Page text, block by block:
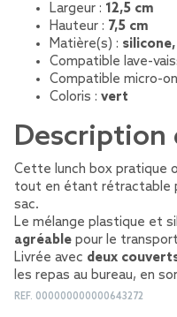
Largeur : 12,5 cm
Hauteur : 7,5 cm
Matière(s) :
Compatible lave-
Compatible micro-
Coloris : vert
Description
Cette lunch box pratique
tout en étant rétractable
sac.
Le mélange plastique et
agréable pour le
Livrée avec deux
les repas au bureau, en
REF. 000000000000643272